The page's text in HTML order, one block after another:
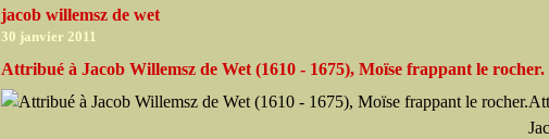
jacob willemsz de wet
30 janvier 2011
Attribué à Jacob Willemsz de Wet (1610 - 1675), Moïse frappant le rocher.